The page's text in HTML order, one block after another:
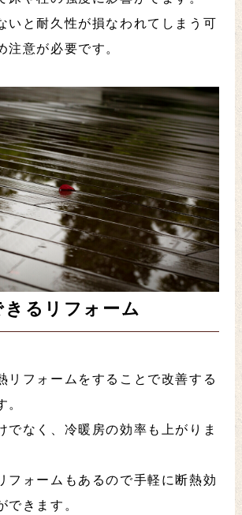
いと耐久性が損なわれてしまう可
注意が必要です。
きるリフォーム
リフォームをすることで改善する
。
でなく、冷暖房の効率も上がりま
フォームもあるので手軽に断熱効
できます。